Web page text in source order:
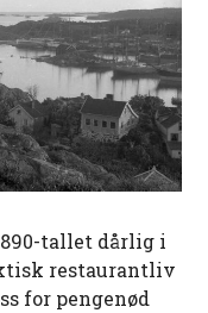
tallet dårlig i
restaurantliv
for pengenød